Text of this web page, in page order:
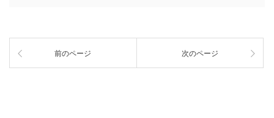
前のページ 次のページ